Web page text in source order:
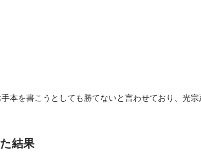
本を書こうとしても勝てないと言わせており、光
結果